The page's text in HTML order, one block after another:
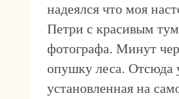
надеялся что моя
Петри с красивым
фотографа. Минут
опушку леса. Отсюда
установленная на